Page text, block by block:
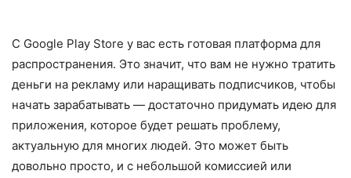
С Google Play Store у вас есть готовая платформа для
распространения. Это значит, что вам не нужно тратить
деньги на рекламу или наращивать подписчиков, чтобы
начать зарабатывать — достаточно придумать идею для
приложения, которое будет решать проблему,
актуальную для многих людей. Это может быть
довольно просто, и с небольшой комиссией или